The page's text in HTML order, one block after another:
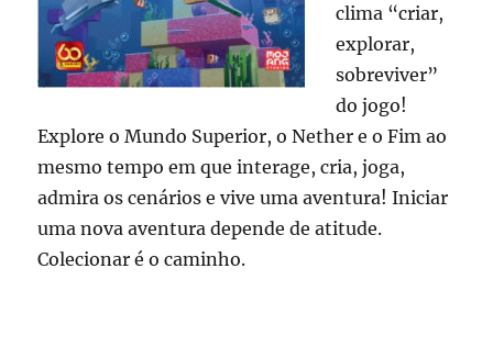
clima “criar,
explorar,
sobreviver”
do jogo!
Explore o Mundo Superior, o Nether e o Fim ao
mesmo tempo em que interage, cria, joga,
admira os cenários e vive uma aventura! Iniciar
uma nova aventura depende de atitude.
Colecionar é o caminho.